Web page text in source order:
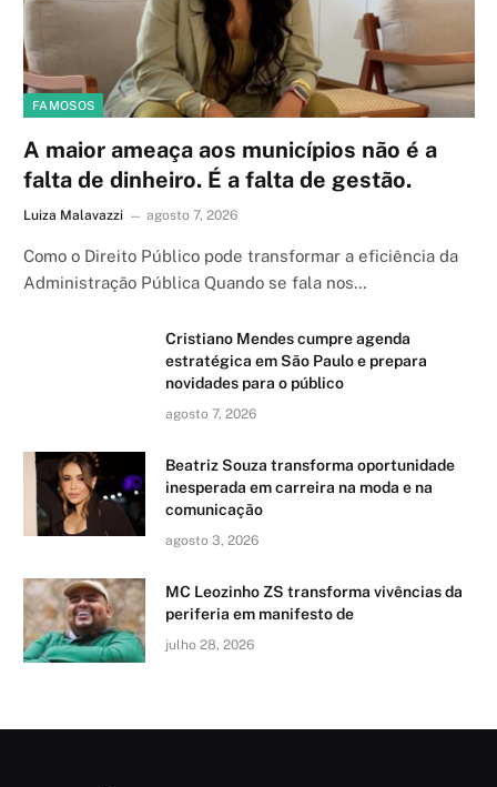
FAMOSOS
A maior ameaça aos municípios não é a
falta de dinheiro. É a falta de gestão.
Luiza Malavazzi agosto 7, 2026
Como o Direito Público pode transformar a eficiência da
Administração Pública Quando se fala nos…
Cristiano Mendes cumpre agenda
estratégica em São Paulo e prepara
novidades para o público
agosto 7, 2026
Beatriz Souza transforma oportunidade
inesperada em carreira na moda e na
comunicação
agosto 3, 2026
MC Leozinho ZS transforma vivências da
periferia em manifesto de
julho 28, 2026